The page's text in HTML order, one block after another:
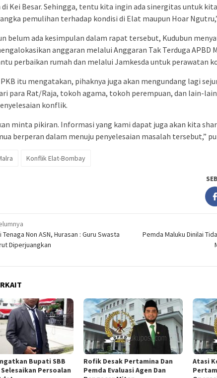
di Kei Besar. Sehingga, tentu kita ingin ada sinergitas untuk
pemulihan terhadap kondisi di Elat maupun Hoar
belum ada kesimpulan dalam rapat tersebut, Kudubun
anggaran melalui Anggaran Tak Terduga APBD
perbaikan rumah dan melalui Jamkesda untuk perawatan
itu mengatakan, pihaknya juga akan mengundang lagi
para Rat/Raja, tokoh agama, tokoh perempuan, dan lain-
konflik.
minta pikiran. Informasi yang kami dapat juga akan kita
berperan dalam menuju penyelesaian masalah tersebut,”
Konflik Elat-Bombay
Non ASN, Hurasan : Guru Swasta
Diperjuangkan
Pemda Maluku Dinilai
Bupati SBB
Persoalan
Rofik Desak Pertamina Dan
Pemda Evaluasi Agen Dan
Atasi